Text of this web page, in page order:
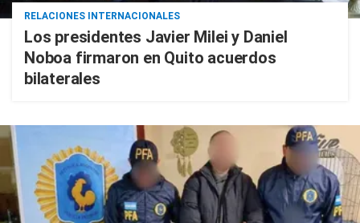
RELACIONES INTERNACIONALES
Los presidentes Javier Milei y Daniel
Noboa firmaron en Quito acuerdos
bilaterales